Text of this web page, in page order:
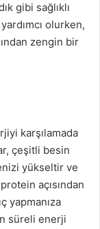
gibi sağlıklı
olurken,
zengin bir
karşılamada
çeşitli besin
yükseltir ve
açısından
yapmanıza
süreli enerji